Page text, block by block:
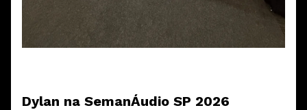
Dylan na SemanÁudio SP 2026